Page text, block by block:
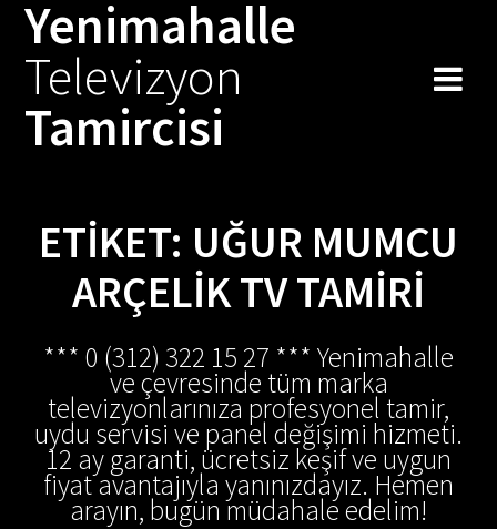
Skip
to
Yenimahalle
Televizyon
Tamircisi
ETIKET: UĞUR MUMCU
ARÇELIK TV TAMIRI
*** 0 (312) 322 15 27 *** Yenimahalle
ve çevresinde tüm marka
televizyonlarınıza profesyonel tamir,
uydu servisi ve panel değişimi hizmeti.
12 ay garanti, ücretsiz keşif ve uygun
fiyat avantajıyla yanınızdayız. Hemen
arayın, bugün müdahale edelim!